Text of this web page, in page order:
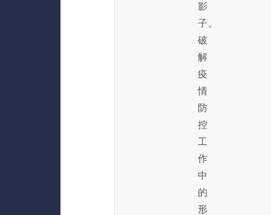
影
子。
破
解
疫
情
防
控
工
作
中
的
形